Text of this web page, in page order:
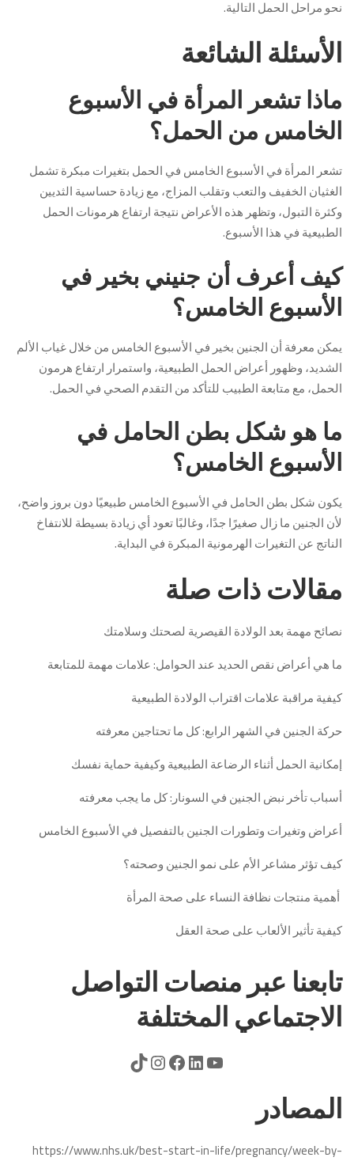
نحو مراحل الحمل التالية.
الأسئلة الشائعة
ماذا تشعر المرأة في الأسبوع
الخامس من الحمل؟
تشعر المرأة في الأسبوع الخامس في الحمل بتغيرات مبكرة تشمل
الغثيان الخفيف والتعب وتقلب المزاج، مع زيادة حساسية الثديين
وكثرة التبول، وتظهر هذه الأعراض نتيجة ارتفاع هرمونات الحمل
الطبيعية في هذا الأسبوع.
كيف أعرف أن جنيني بخير في
الأسبوع الخامس؟
يمكن معرفة أن الجنين بخير في الأسبوع الخامس من خلال غياب الألم
الشديد، وظهور أعراض الحمل الطبيعية، واستمرار ارتفاع هرمون
الحمل، مع متابعة الطبيب للتأكد من التقدم الصحي في الحمل.
ما هو شكل بطن الحامل في
الأسبوع الخامس؟
يكون شكل بطن الحامل في الأسبوع الخامس طبيعيًا دون بروز واضح،
لأن الجنين ما زال صغيرًا جدًا، وغالبًا تعود أي زيادة بسيطة للانتفاخ
الناتج عن التغيرات الهرمونية المبكرة في البداية.
مقالات ذات صلة
نصائح مهمة بعد الولادة القيصرية لصحتك وسلامتك
ما هي أعراض نقص الحديد عند الحوامل: علامات مهمة للمتابعة
كيفية مراقبة علامات اقتراب الولادة الطبيعية
حركة الجنين في الشهر الرابع: كل ما تحتاجين معرفته
إمكانية الحمل أثناء الرضاعة الطبيعية وكيفية حماية نفسك
أسباب تأخر نبض الجنين في السونار: كل ما يجب معرفته
أعراض وتغيرات وتطورات الجنين بالتفصيل في الأسبوع الخامس
كيف تؤثر مشاعر الأم على نمو الجنين وصحته؟
أهمية منتجات نظافة النساء على صحة المرأة
كيفية تأثير الألعاب على صحة العقل
تابعنا عبر منصات التواصل
الاجتماعي المختلفة
المصادر
https://www.nhs.uk/best-start-in-life/pregnancy/week-by-